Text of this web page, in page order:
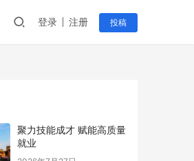
登录 注册 投稿
聚力技能成才 赋能高质量
就业